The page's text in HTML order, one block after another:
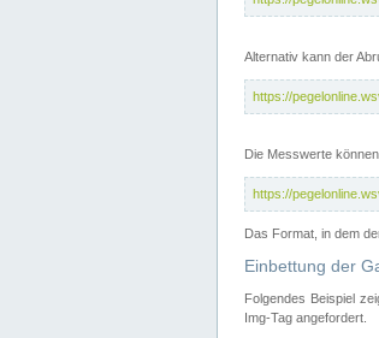
Alternativ kann der
https://
Die Messwerte
https://
Das Format, in dem
Einbettung der
Folgendes Beispiel
Img-Tag angefordert.